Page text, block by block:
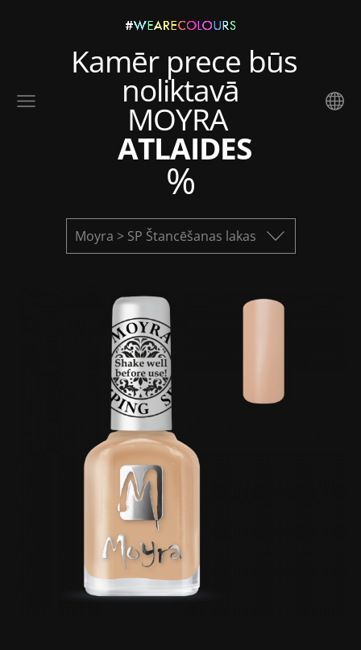
Kamēr prece būs
noliktavā
MOYRA
ATLAIDES
%
Moyra > SP Štancēšanas lakas